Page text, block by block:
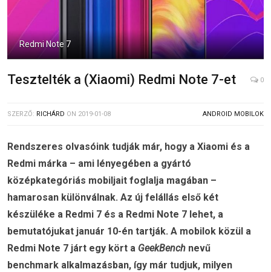
Redmi Note 7
Tesztelték a (Xiaomi) Redmi Note 7-et 0
SZERZŐ: RICHÁRD ON 2019-01-08 ANDROID MOBILOK
Rendszeres olvasóink tudják már, hogy a Xiaomi és a
Redmi márka – ami lényegében a gyártó
középkategóriás mobiljait foglalja magában –
hamarosan különválnak. Az új felállás első két
készüléke a Redmi 7 és a Redmi Note 7 lehet, a
bemutatójukat január 10-én tartják. A mobilok közül a
Redmi Note 7 járt egy kört a GeekBench nevű
benchmark alkalmazásban, így már tudjuk, milyen